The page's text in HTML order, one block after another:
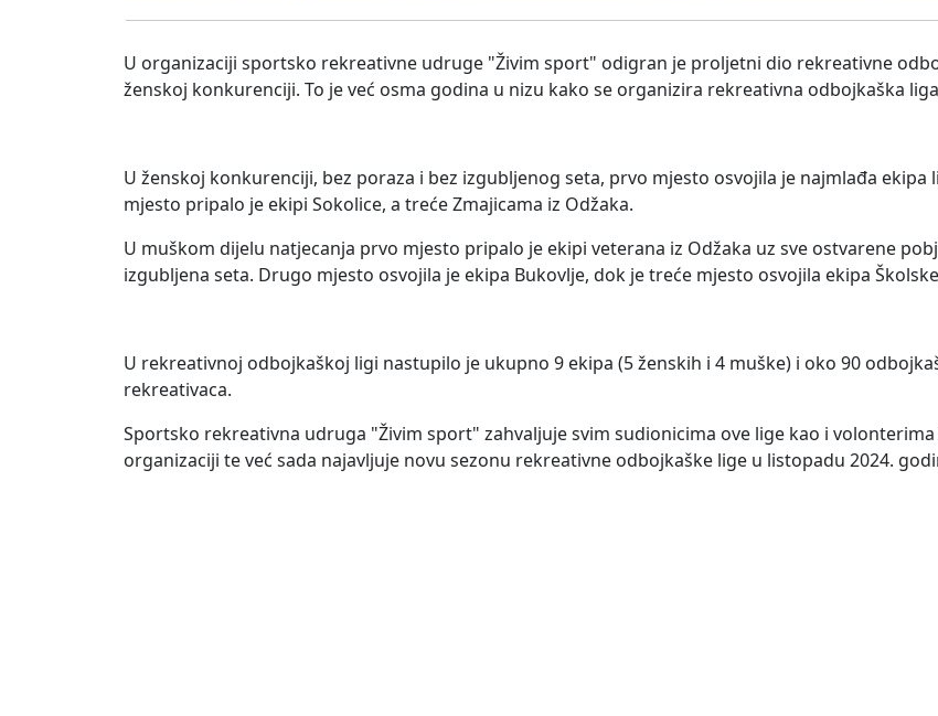
U organizaciji sportsko rekreativne udruge "Živim sport" odigran je proljetni dio rekreativne
ženskoj konkurenciji. To je već osma godina u nizu kako se organizira rekreativna odbojkaška
U ženskoj konkurenciji, bez poraza i bez izgubljenog seta, prvo mjesto osvojila je najmlađa ekipa
mjesto pripalo je ekipi Sokolice, a treće Zmajicama iz Odžaka.
U muškom dijelu natjecanja prvo mjesto pripalo je ekipi veterana iz Odžaka uz sve ostvarene
izgubljena seta. Drugo mjesto osvojila je ekipa Bukovlje, dok je treće mjesto osvojila ekipa
U rekreativnoj odbojkaškoj ligi nastupilo je ukupno 9 ekipa (5 ženskih i 4 muške) i oko 90
rekreativaca.
Sportsko rekreativna udruga "Živim sport" zahvaljuje svim sudionicima ove lige kao i
organizaciji te već sada najavljuje novu sezonu rekreativne odbojkaške lige u listopadu 2024.